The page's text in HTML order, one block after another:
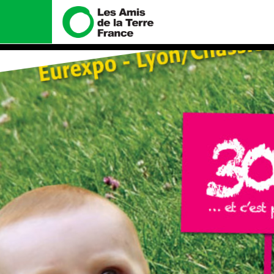
Nous connaître
Histoire
Manifeste
Missions et méthodes
Valeurs
Équipes et fonctionnement
Le réseau dans le monde
Nos alliés
Je soutiens les Amis de la
Nos
Total, rendez-
tribunal
enfumage
Mode : une
destructrice
Gaz au
violence TOTAL(e)
Nos autres